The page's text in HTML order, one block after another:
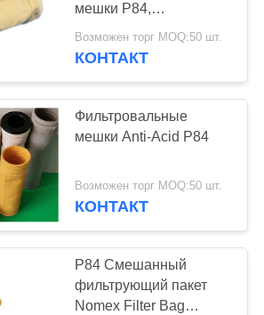
с
фильтр-
44
мешки P84,
предназначенные для
высокотемпературных
системах
пылеулавливания
Возможен торг MOQ:50 шт.
КОНТАКТ
Фильтровальные
мешки Anti-Acid P84
Возможен торг MOQ:50 шт.
КОНТАКТ
P84 Смешанный
фильтрующий пакет
Nomex Filter Bag